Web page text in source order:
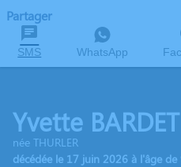
Partager
SMS WhatsApp
Yvette BARDET
née THURLER
décédée le 17 juin 2026 à l'âge de